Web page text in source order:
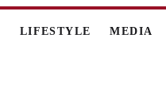
LIFESTYLE MEDIA